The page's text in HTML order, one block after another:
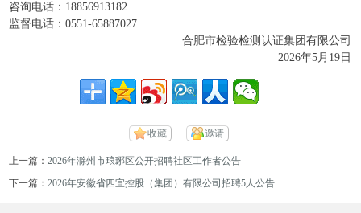
咨询电话：18856913182
监督电话：0551-65887027
合肥市检验检测认证集团有限公司
2026年5月19日
收藏 邀请
上一篇：2026年滁州市琅琊区公开招聘社区工作者公告
下一篇：2026年安徽省四宜控股（集团）有限公司招聘5人公告